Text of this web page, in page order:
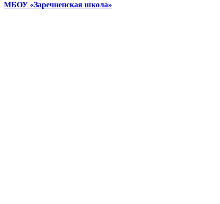
МБОУ «Заречненская школа»